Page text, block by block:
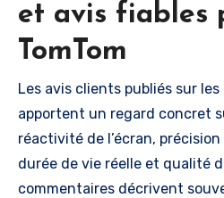
et avis fiables
TomTom
Les avis clients publiés sur
apportent un regard concret
réactivité de l’écran,
durée de vie réelle et qualité
commentaires décrivent